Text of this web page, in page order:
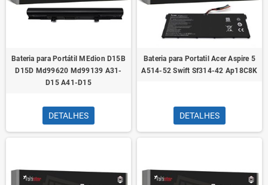
Bateria para Portátil MEdion D15B
D15D Md99620 Md99139 A31-
D15 A41-D15
DETALHES
Bateria para Portatil Acer Aspire 5
A514-52 Swift Sf314-42 Ap18C8K
DETALHES